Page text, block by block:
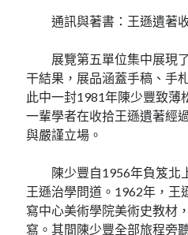
通訊與著書：王遜遺著
展覽第五單位集中展現
干結果，展品涵蓋手稿、手
此中一封1981年陳少豐致薄
一輩學者在收拾王遜遺著經
與嚴謹立場。
陳少豐自1956年負笈北
王遜治學問道。1962年，王
寫中心美術學院美術史教材
寫。其間陳少豐全部旅程旁